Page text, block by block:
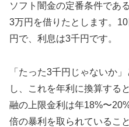
ソフト闇金の定番条件であ
3万円を借りたとします。
円で、利息は3千円です。
「たった3千円じゃないか
し、これを年利に換算する
融の上限金利は年18%〜
倍の暴利を取られているこ